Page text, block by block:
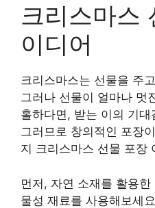
크리스마스
이디어
크리스마스는 선물을 주
그러나 선물이 얼마나 멋
홀하다면, 받는 이의 기
그러므로 창의적인 포장
지 크리스마스 선물 포장
먼저, 자연 소재를 활용
물성 재료를 사용해보세